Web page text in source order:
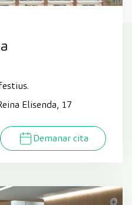
Elisenda, 17
Demanar cita